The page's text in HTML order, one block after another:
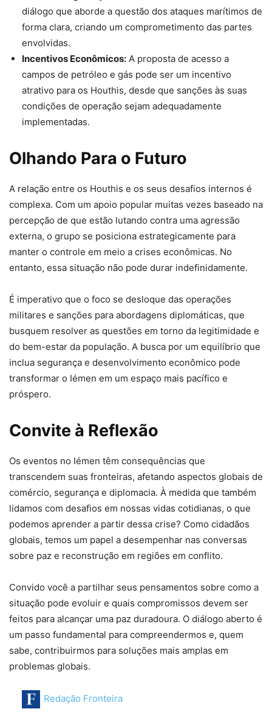
diálogo que aborde a questão dos ataques marítimos de
forma clara, criando um comprometimento das partes
envolvidas.
Incentivos Econômicos: A proposta de acesso a
campos de petróleo e gás pode ser um incentivo
atrativo para os Houthis, desde que sanções às suas
condições de operação sejam adequadamente
implementadas.
Olhando Para o Futuro
A relação entre os Houthis e os seus desafios internos é
complexa. Com um apoio popular muitas vezes baseado na
percepção de que estão lutando contra uma agressão
externa, o grupo se posiciona estrategicamente para
manter o controle em meio a crises econômicas. No
entanto, essa situação não pode durar indefinidamente.
É imperativo que o foco se desloque das operações
militares e sanções para abordagens diplomáticas, que
busquem resolver as questões em torno da legitimidade e
do bem-estar da população. A busca por um equilíbrio que
inclua segurança e desenvolvimento econômico pode
transformar o Iémen em um espaço mais pacífico e
próspero.
Convite à Reflexão
Os eventos no Iémen têm consequências que
transcendem suas fronteiras, afetando aspectos globais de
comércio, segurança e diplomacia. À medida que também
lidamos com desafios em nossas vidas cotidianas, o que
podemos aprender a partir dessa crise? Como cidadãos
globais, temos um papel a desempenhar nas conversas
sobre paz e reconstrução em regiões em conflito.
Convido você a partilhar seus pensamentos sobre como a
situação pode evoluir e quais compromissos devem ser
feitos para alcançar uma paz duradoura. O diálogo aberto é
um passo fundamental para compreendermos e, quem
sabe, contribuirmos para soluções mais amplas em
problemas globais.
Redação Fronteira